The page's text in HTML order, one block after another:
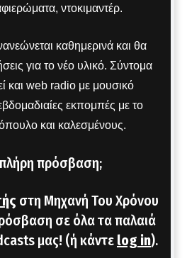
ντοκιμαντέρ.
καθημερινά και θα
για το νέο υλικό. Σύντομα
και web radio με μουσικό
εκπομπές με το
και καλεσμένους.
πρόσβαση;
στη Μηχανή Του Χρόνου
σε όλα τα παλαιά
μας! (ή κάντε log in).